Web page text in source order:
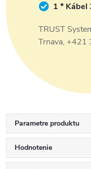
1 * Kábel
TRUST
Trnava, +421
Parametre produktu
Hodnotenie